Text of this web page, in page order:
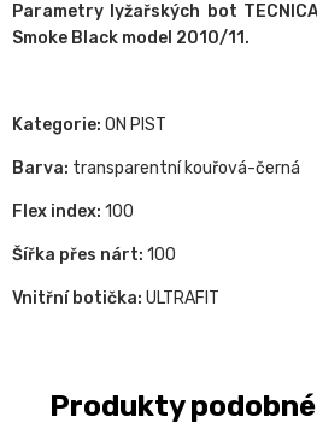
Parametry lyžařských bot
Smoke Black model 2010/11.
Kategorie: ON PIST
Barva: transparentní kouřová-černá
Flex index: 100
Šířka přes nárt: 100
Vnitřní botička: ULTRAFIT
Produkty